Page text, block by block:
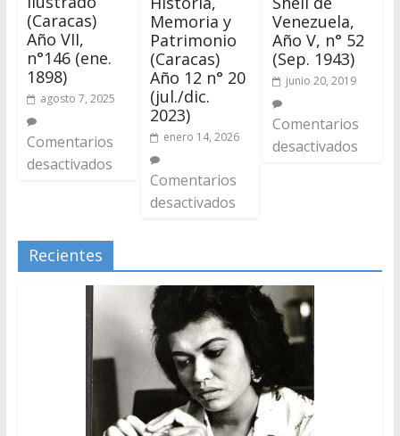
(Caracas)
Año VII,
n°146 (ene.
1898)
agosto 7, 2025
Comentarios
desactivados
Memoria y
Patrimonio
(Caracas)
Año 12 n° 20
(jul./dic.
2023)
enero 14, 2026
Comentarios
desactivados
Venezuela,
Año V, n° 52
(Sep. 1943)
junio 20, 2019
Comentarios
desactivados
Recientes